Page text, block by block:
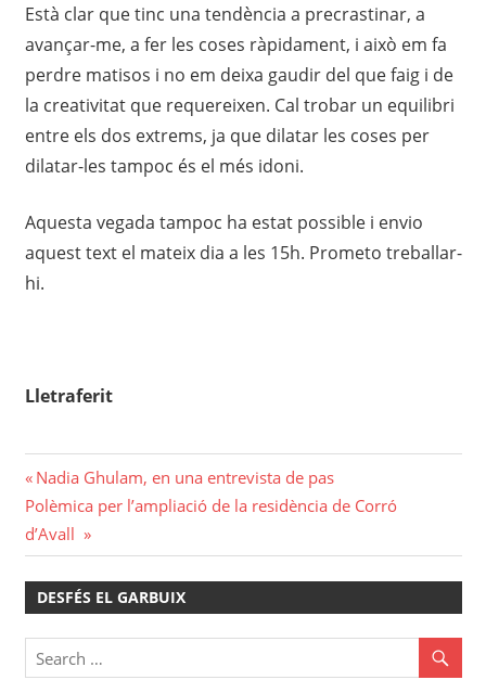
Està clar que tinc una tendència a precrastinar, a
avançar-me, a fer les coses ràpidament, i això em fa
perdre matisos i no em deixa gaudir del que faig i de
la creativitat que requereixen. Cal trobar un equilibri
entre els dos extrems, ja que dilatar les coses per
dilatar-les tampoc és el més idoni.
Aquesta vegada tampoc ha estat possible i envio
aquest text el mateix dia a les 15h. Prometo treballar-
hi.
Lletraferit
Navegació
d'entrades
Previous
Post:
Nadia Ghulam, en una entrevista de pas
Next
Post:
Polèmica per l’ampliació de la residència de Corró
d’Avall
DESFÉS EL GARBUIX